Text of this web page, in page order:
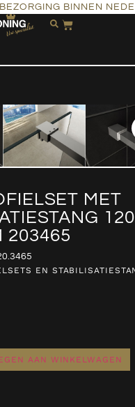
BINNEN
MET
203465
EN
AAN WINKELWAGEN